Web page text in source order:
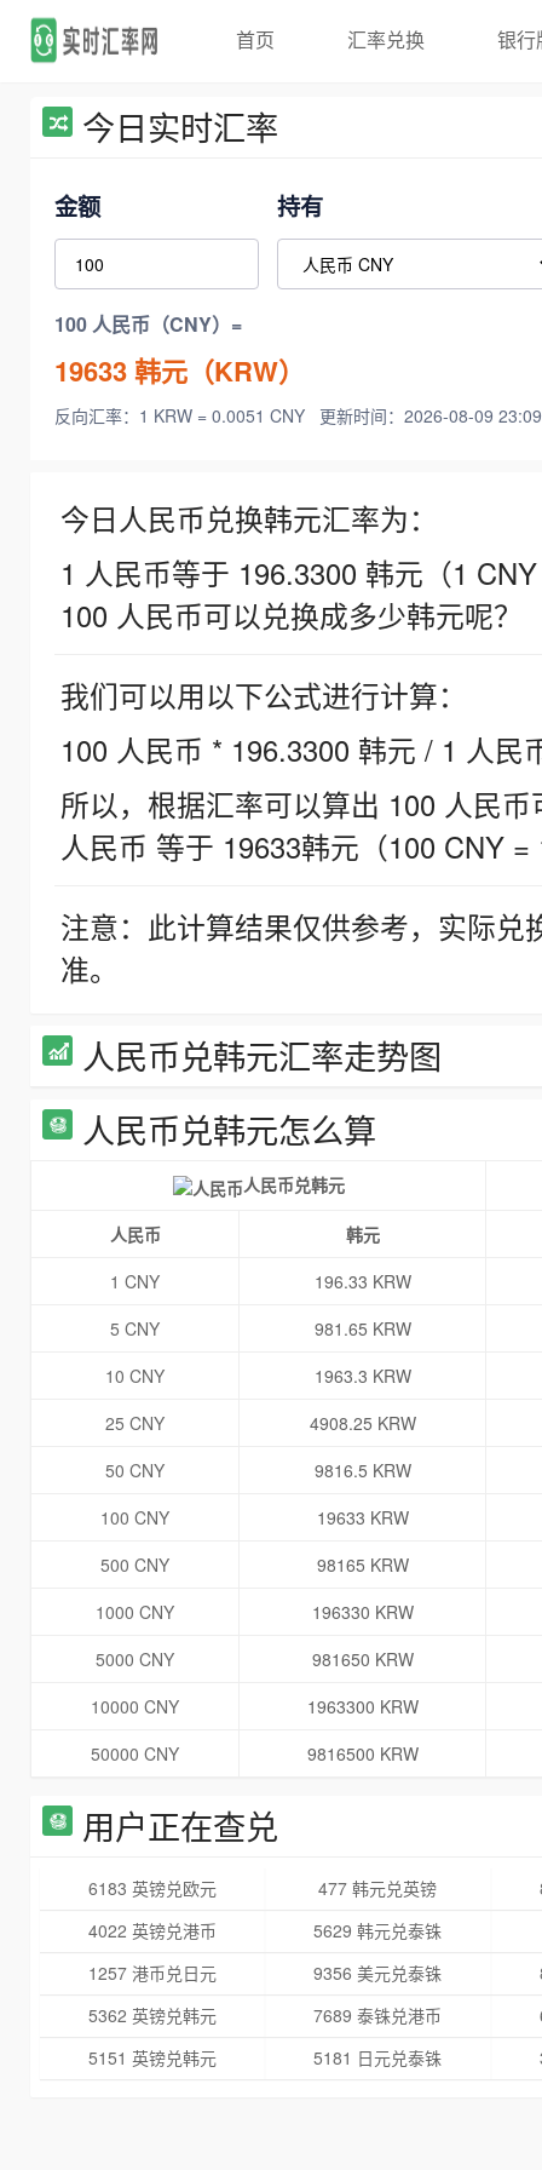
首页 汇率兑换 银行
今日实时汇率
金额 持有
100 人民币（CNY）=
19633韩元（KRW）
反向汇率：1 KRW = 0.0051 CNY 更新时间：2026-08-09
今日人民币兑换韩元汇率为：
1 人民币等于 196.3300 韩元（1
100 人民币可以兑换成多少韩元呢？
我们可以用以下公式进行计算：
100 人民币 * 196.3300 韩元 / 1 人民
所以，根据汇率可以算出 100 人民
人民币 等于 19633韩元（100 CNY =
注意：此计算结果仅供参考，实际
准。
人民币兑韩元汇率走势图
人民币兑韩元怎么算
人民币兑韩元
人民币
韩元
1 CNY
196.33 KRW
5 CNY
981.65 KRW
10 CNY
1963.3 KRW
25 CNY
4908.25 KRW
50 CNY
9816.5 KRW
100 CNY
19633 KRW
500 CNY
98165 KRW
1000 CNY
196330 KRW
5000 CNY
981650 KRW
10000 CNY
1963300 KRW
50000 CNY
9816500 KRW
用户正在查兑
6183 英镑兑欧元 477 韩元兑英镑
4022 英镑兑港币
5629 韩元兑泰铢
1257 港币兑日元
9356 美元兑泰铢
5362 英镑兑韩元
7689 泰铢兑港币
5151 英镑兑韩元
5181 日元兑泰铢